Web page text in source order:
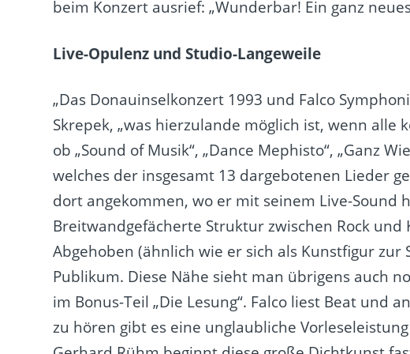
beim Konzert ausrief: „Wunderbar! Ein ganz
Live-Opulenz und Studio-Langeweile
„Das Donauinselkonzert 1993 und Falco
Skrepek, „was hierzulande möglich ist, wenn alle
ob „Sound of Musik“, „Dance Mephisto“, „Ganz
welches der insgesamt 13 dargebotenen Lieder
dort angekommen, wo er mit seinem Live-Sound
Breitwandgefächerte Struktur zwischen Rock
Abgehoben (ähnlich wie er sich als Kunstfigur
Publikum. Diese Nähe sieht man übrigens auch
im Bonus-Teil „Die Lesung“. Falco liest Beat und
zu hören gibt es eine unglaubliche